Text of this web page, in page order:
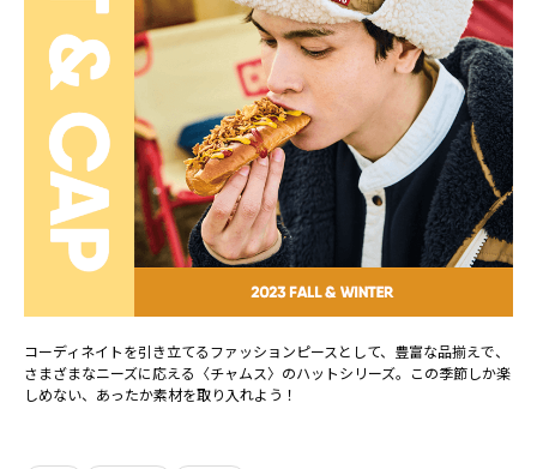
コーディネイトを引き立てるファッションピースとして、豊富な品揃えで、
さまざまなニーズに応える〈チャムス〉のハットシリーズ。この季節しか楽
しめない、あったか素材を取り入れよう！